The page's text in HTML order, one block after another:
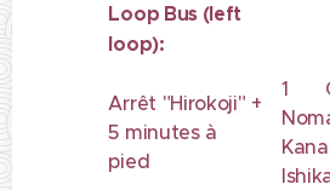
Loop Bus (left
loop):
Arrêt "Hirokoji" +
5 minutes à
pied
1